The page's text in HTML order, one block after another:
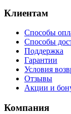
Клиентам
Способы
Способы
Поддержка
Гарантии
Условия
Отзывы
Акции и
Компания